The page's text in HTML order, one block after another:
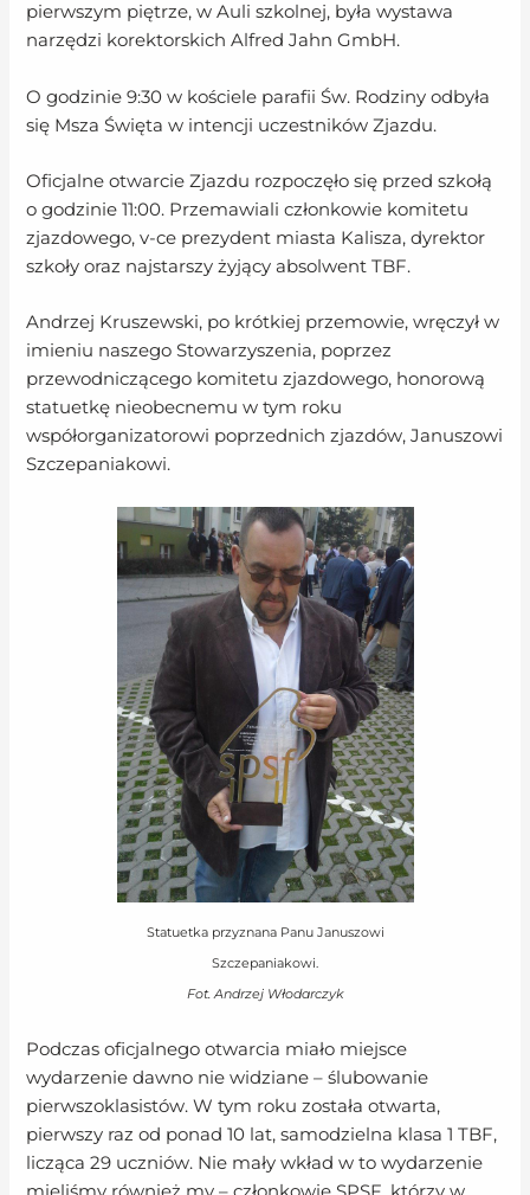
pierwszym piętrze, w Auli szkolnej, była wystawa
narzędzi korektorskich Alfred Jahn GmbH.
O godzinie 9:30 w kościele parafii Św. Rodziny odbyła
się Msza Święta w intencji uczestników Zjazdu.
Oficjalne otwarcie Zjazdu rozpoczęło się przed szkołą
o godzinie 11:00. Przemawiali członkowie komitetu
zjazdowego, v-ce prezydent miasta Kalisza, dyrektor
szkoły oraz najstarszy żyjący absolwent TBF.
Andrzej Kruszewski, po krótkiej przemowie, wręczył w
imieniu naszego Stowarzyszenia, poprzez
przewodniczącego komitetu zjazdowego, honorową
statuetkę nieobecnemu w tym roku
współorganizatorowi poprzednich zjazdów, Januszowi
Szczepaniakowi.
Statuetka przyznana Panu Januszowi
Szczepaniakowi.
Fot. Andrzej Włodarczyk
Podczas oficjalnego otwarcia miało miejsce
wydarzenie dawno nie widziane – ślubowanie
pierwszoklasistów. W tym roku została otwarta,
pierwszy raz od ponad 10 lat, samodzielna klasa 1 TBF,
licząca 29 uczniów. Nie mały wkład w to wydarzenie